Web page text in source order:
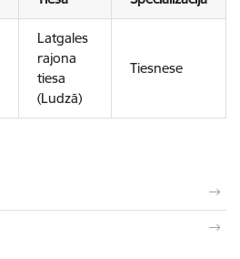
Latgales
rajona
tiesa
(Ludzā)
Tiesnese